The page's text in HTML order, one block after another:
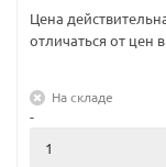
Цена
отличаться от цен
На складе
-